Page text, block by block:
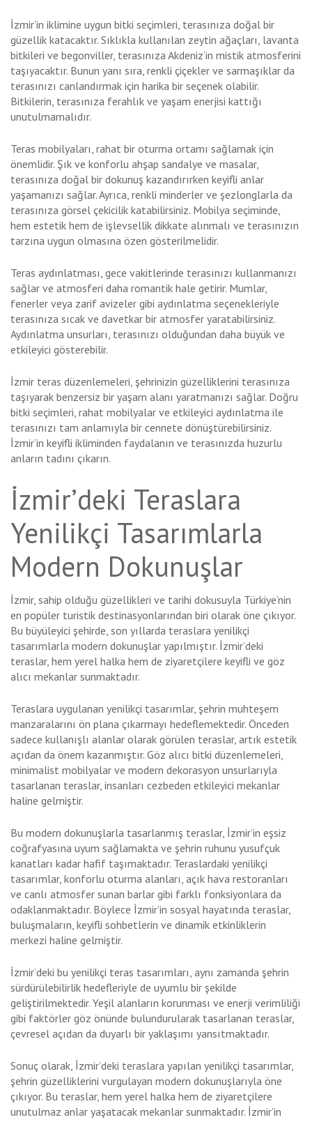
İzmir’in iklimine uygun bitki seçimleri, terasınıza doğal bir
güzellik katacaktır. Sıklıkla kullanılan zeytin ağaçları, lavanta
bitkileri ve begonviller, terasınıza Akdeniz’in mistik atmosferini
taşıyacaktır. Bunun yanı sıra, renkli çiçekler ve sarmaşıklar da
terasınızı canlandırmak için harika bir seçenek olabilir.
Bitkilerin, terasınıza ferahlık ve yaşam enerjisi kattığı
unutulmamalıdır.
Teras mobilyaları, rahat bir oturma ortamı sağlamak için
önemlidir. Şık ve konforlu ahşap sandalye ve masalar,
terasınıza doğal bir dokunuş kazandırırken keyifli anlar
yaşamanızı sağlar. Ayrıca, renkli minderler ve şezlonglarla da
terasınıza görsel çekicilik katabilirsiniz. Mobilya seçiminde,
hem estetik hem de işlevsellik dikkate alınmalı ve terasınızın
tarzına uygun olmasına özen gösterilmelidir.
Teras aydınlatması, gece vakitlerinde terasınızı kullanmanızı
sağlar ve atmosferi daha romantik hale getirir. Mumlar,
fenerler veya zarif avizeler gibi aydınlatma seçenekleriyle
terasınıza sıcak ve davetkar bir atmosfer yaratabilirsiniz.
Aydınlatma unsurları, terasınızı olduğundan daha büyük ve
etkileyici gösterebilir.
İzmir teras düzenlemeleri, şehrinizin güzelliklerini terasınıza
taşıyarak benzersiz bir yaşam alanı yaratmanızı sağlar. Doğru
bitki seçimleri, rahat mobilyalar ve etkileyici aydınlatma ile
terasınızı tam anlamıyla bir cennete dönüştürebilirsiniz.
İzmir’in keyifli ikliminden faydalanın ve terasınızda huzurlu
anların tadını çıkarın.
İzmir’deki Teraslara
Yenilikçi Tasarımlarla
Modern Dokunuşlar
İzmir, sahip olduğu güzellikleri ve tarihi dokusuyla Türkiye’nin
en popüler turistik destinasyonlarından biri olarak öne çıkıyor.
Bu büyüleyici şehirde, son yıllarda teraslara yenilikçi
tasarımlarla modern dokunuşlar yapılmıştır. İzmir’deki
teraslar, hem yerel halka hem de ziyaretçilere keyifli ve göz
alıcı mekanlar sunmaktadır.
Teraslara uygulanan yenilikçi tasarımlar, şehrin muhteşem
manzaralarını ön plana çıkarmayı hedeflemektedir. Önceden
sadece kullanışlı alanlar olarak görülen teraslar, artık estetik
açıdan da önem kazanmıştır. Göz alıcı bitki düzenlemeleri,
minimalist mobilyalar ve modern dekorasyon unsurlarıyla
tasarlanan teraslar, insanları cezbeden etkileyici mekanlar
haline gelmiştir.
Bu modern dokunuşlarla tasarlanmış teraslar, İzmir’in eşsiz
coğrafyasına uyum sağlamakta ve şehrin ruhunu yusufçuk
kanatları kadar hafif taşımaktadır. Teraslardaki yenilikçi
tasarımlar, konforlu oturma alanları, açık hava restoranları
ve canlı atmosfer sunan barlar gibi farklı fonksiyonlara da
odaklanmaktadır. Böylece İzmir’in sosyal hayatında teraslar,
buluşmaların, keyifli sohbetlerin ve dinamik etkinliklerin
merkezi haline gelmiştir.
İzmir’deki bu yenilikçi teras tasarımları, aynı zamanda şehrin
sürdürülebilirlik hedefleriyle de uyumlu bir şekilde
geliştirilmektedir. Yeşil alanların korunması ve enerji verimliliği
gibi faktörler göz önünde bulundurularak tasarlanan teraslar,
çevresel açıdan da duyarlı bir yaklaşımı yansıtmaktadır.
Sonuç olarak, İzmir’deki teraslara yapılan yenilikçi tasarımlar,
şehrin güzelliklerini vurgulayan modern dokunuşlarıyla öne
çıkıyor. Bu teraslar, hem yerel halka hem de ziyaretçilere
unutulmaz anlar yaşatacak mekanlar sunmaktadır. İzmir’in